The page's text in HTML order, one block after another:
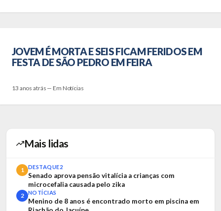
JOVEM É MORTA E SEIS FICAM FERIDOS EM
FESTA DE SÃO PEDRO EM FEIRA
13 anos atrás — Em Notícias
Mais lidas
1 DESTAQUE2
Senado aprova pensão vitalícia a crianças com
microcefalia causada pelo zika
2 NOTÍCIAS
Menino de 8 anos é encontrado morto em piscina em